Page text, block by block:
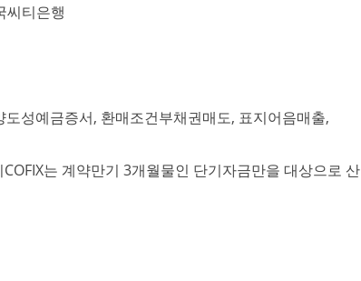
씨티은행
성예금증서, 환매조건부채권매도, 표지어음매출,
는 계약만기 3개월물인 단기자금만을 대상으로 산